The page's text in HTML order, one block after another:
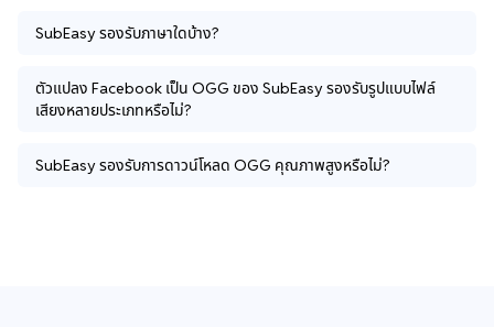
SubEasy รองรับภาษาใดบ้าง?
ตัวแปลง Facebook เป็น OGG ของ SubEasy รองรับรูปแบบไฟล์
เสียงหลายประเภทหรือไม่?
SubEasy รองรับการดาวน์โหลด OGG คุณภาพสูงหรือไม่?